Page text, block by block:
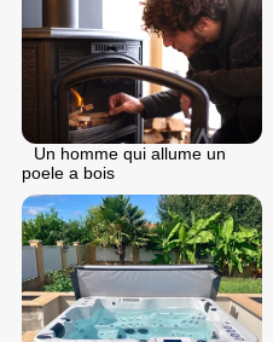
Un homme qui allume un
poele a bois